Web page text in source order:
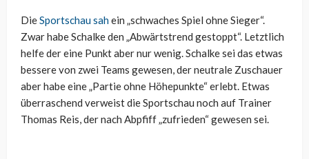
DieSportschau sahein „schwaches Spiel ohne Sieger“.
Zwar habe Schalke den „Abwärtstrend gestoppt“. Letztlich
helfe der eine Punkt aber nur wenig. Schalke sei das etwas
bessere von zwei Teams gewesen, der neutrale Zuschauer
aber habe eine „Partie ohne Höhepunkte“ erlebt. Etwas
überraschend verweist die Sportschau noch auf Trainer
Thomas Reis, der nach Abpfiff „zufrieden“ gewesen sei.